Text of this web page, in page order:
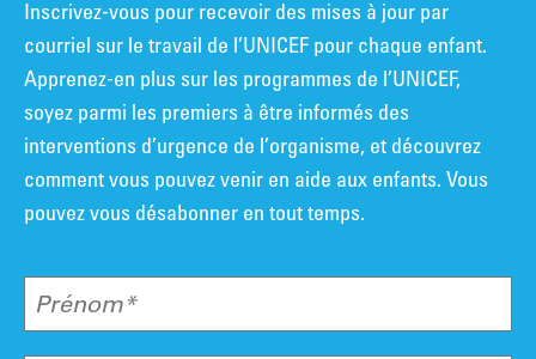
Inscrivez-vous pour recevoir des mises à jour par
courriel sur le travail de l’UNICEF pour chaque enfant.
Apprenez-en plus sur les programmes de l’UNICEF,
soyez parmi les premiers à être informés des
interventions d’urgence de l’organisme, et découvrez
comment vous pouvez venir en aide aux enfants. Vous
pouvez vous désabonner en tout temps.
Prénom*